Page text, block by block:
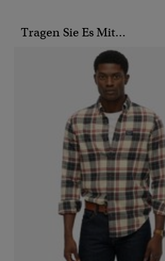
Tragen Sie Es Mit...